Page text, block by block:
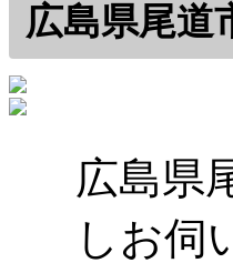
広島県尾
広島県
しお伺